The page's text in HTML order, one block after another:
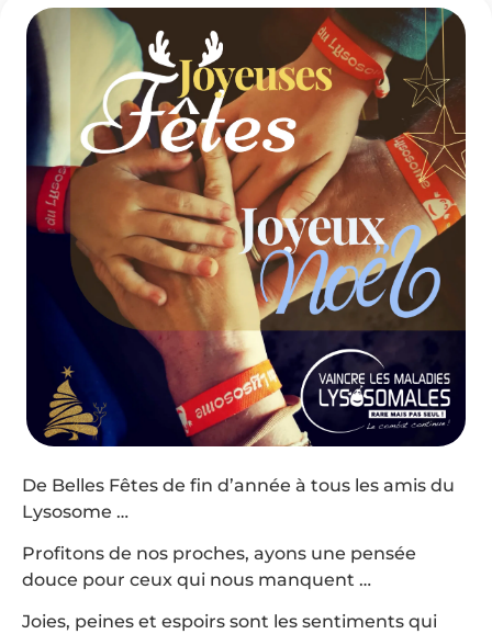
De Belles Fêtes de fin d’année à tous les amis du
Lysosome …
Profitons de nos proches, ayons une pensée
douce pour ceux qui nous manquent …
Joies, peines et espoirs sont les sentiments qui